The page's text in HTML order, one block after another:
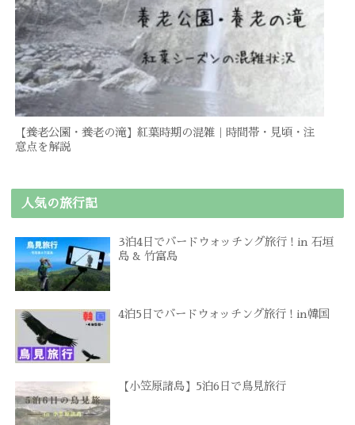
【養老公園・養老の滝】紅葉時期の混雑｜時間帯・見頃・注
意点を解説
人気の旅行記
3泊4日でバードウォッチング旅行 ! in 石垣
島 & 竹富島
4泊5日でバードウォッチング旅行 ! in韓国
【小笠原諸島】5泊6日で鳥見旅行